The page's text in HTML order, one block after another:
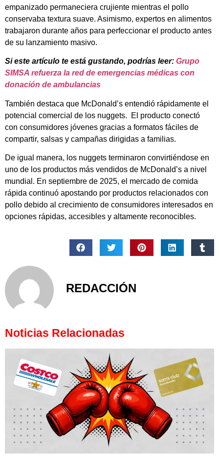
empanizado permaneciera crujiente mientras el pollo
conservaba textura suave. Asimismo, expertos en alimentos
trabajaron durante años para perfeccionar el producto antes
de su lanzamiento masivo.
Si este artículo te está gustando, podrías leer: Grupo
SIMSA refuerza la red de emergencias médicas con
donación de ambulancias
También destaca que McDonald’s entendió rápidamente el
potencial comercial de los nuggets. El producto conectó
con consumidores jóvenes gracias a formatos fáciles de
compartir, salsas y campañas dirigidas a familias.
De igual manera, los nuggets terminaron convirtiéndose en
uno de los productos más vendidos de McDonald’s a nivel
mundial. En septiembre de 2025, el mercado de comida
rápida continuó apostando por productos relacionados con
pollo debido al crecimiento de consumidores interesados en
opciones rápidas, accesibles y altamente reconocibles.
REDACCIÓN
Noticias Relacionadas